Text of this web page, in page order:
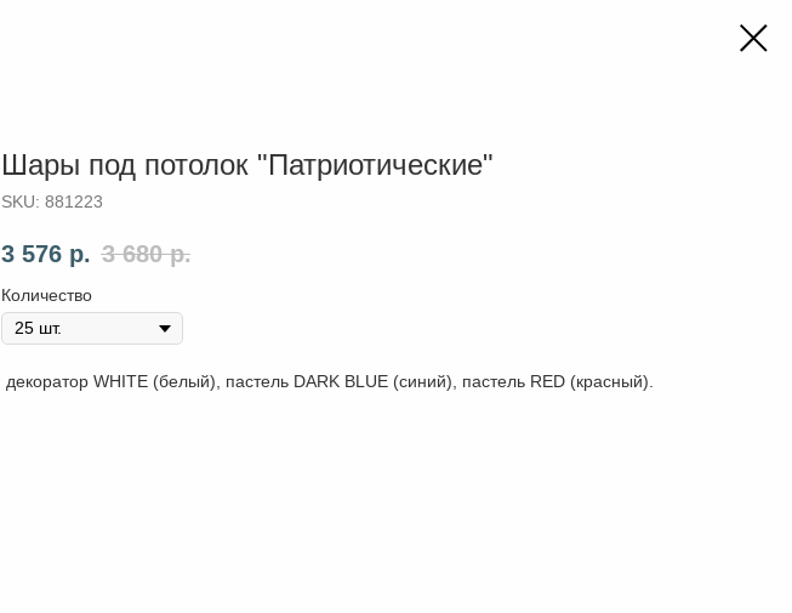
Шары под потолок "Патриотические"
SKU: 881223
3 576 р. 3 680 р.
Количество
декоратор WHITE (белый), пастель DARK BLUE (синий), пастель RED (красный).